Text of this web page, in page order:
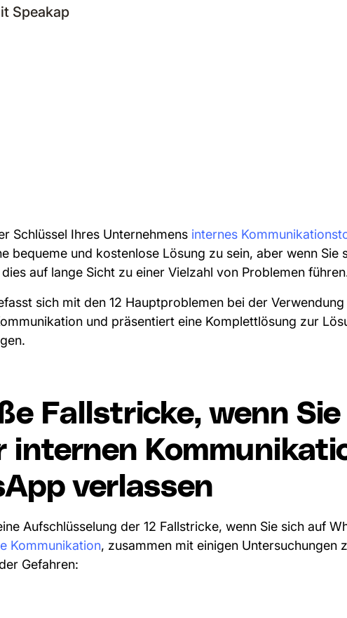
Speakap
Schlüssel Ihres Unternehmens internes
bequeme und kostenlose Lösung zu sein, aber wenn Sie
auf lange Sicht zu einer Vielzahl von Problemen
sich mit den 12 Hauptproblemen bei der
und präsentiert eine Komplettlösung zur
Fallstricke, wenn
internen
verlassen
Aufschlüsselung der 12 Fallstricke, wenn Sie sich auf
Kommunikation, zusammen mit einigen Untersuchungen
Gefahren: